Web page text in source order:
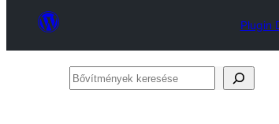
Plugin
Bővítmények